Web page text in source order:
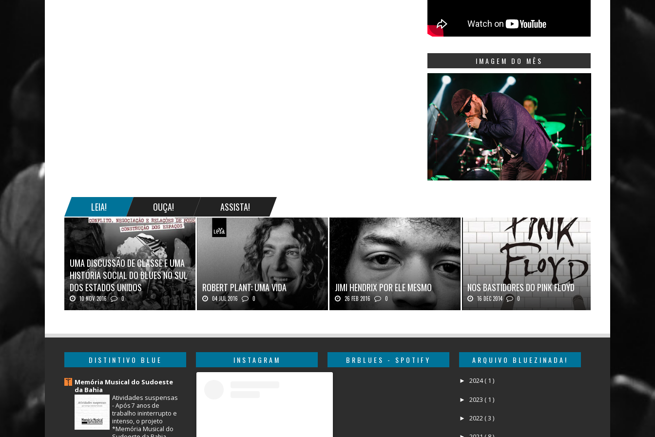
IMAGEM DO MÊS
LEIA! OUÇA! ASSISTA!
UMA DISCUSSÃO DE CLASSE E UMA
HISTÓRIA SOCIAL DO BLUES NO SUL
DOS ESTADOS UNIDOS
10 NOV 2016 0
Mais uma ótima oportunidade de se
ROBERT PLANT: UMA VIDA
04 JUL 2016 0
Robert Plant, o vocalista do Led Zeppeli...
JIMI HENDRIX POR ELE MESMO
26 FEB 2016 0
NOS BASTIDORES DO PINK FLOYD
16 DEC 2014 0
Nos Bastidores do Pink Floyd Autor: Mark B...
DISTINTIVO BLUE
Memória Musical do Sudoeste
da Bahia
Atividades suspensas
-Após 7 anos de
trabalho ininterrupto e
intenso, o projeto
*Memória Musical do
INSTAGRAM BRBLUES - SPOTIFY ARQUIVO BLUEZINADA!
► 2024( 1 )
► 2023 ( 1 )
► 2022 ( 3 )